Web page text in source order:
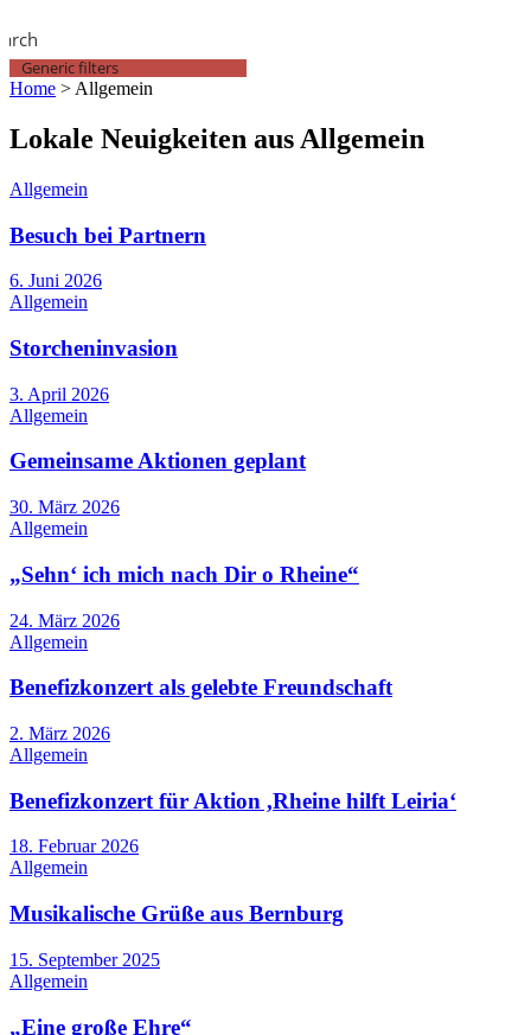
Generic filters
Home > Allgemein
Lokale Neuigkeiten aus Allgemein
Allgemein
Besuch bei Partnern
6. Juni 2026
Allgemein
Storcheninvasion
3. April 2026
Allgemein
Gemeinsame Aktionen geplant
30. März 2026
Allgemein
„Sehn‘ ich mich nach Dir o Rheine“
24. März 2026
Allgemein
Benefizkonzert als gelebte Freundschaft
2. März 2026
Allgemein
Benefizkonzert für Aktion ,Rheine hilft Leiria‘
18. Februar 2026
Allgemein
Musikalische Grüße aus Bernburg
15. September 2025
Allgemein
„Eine große Ehre“